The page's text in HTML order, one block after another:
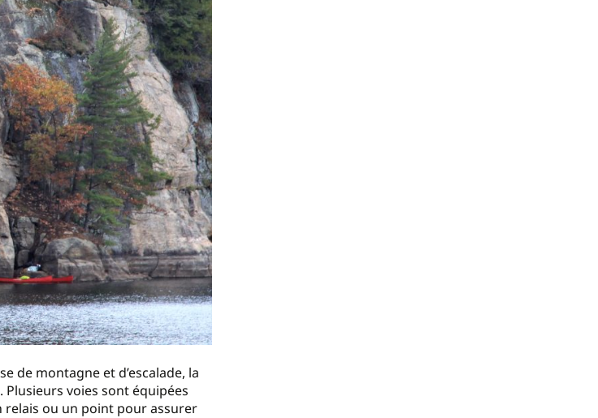
de montagne et d’escalade, la
voies sont équipées
relais ou un point pour assurer